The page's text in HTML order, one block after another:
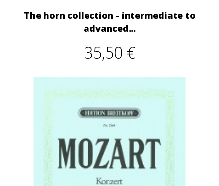
The horn collection - intermediate to
advanced...
35,50 €